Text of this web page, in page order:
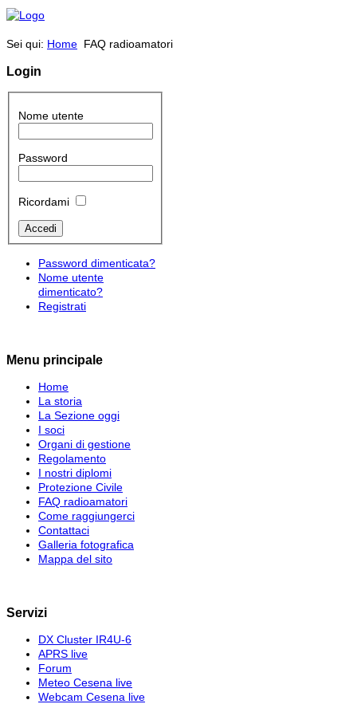
Sei qui: Home FAQ radioamatori
Login
Nome utente
Password
Ricordami
Password dimenticata?
Nome utente
dimenticato?
Registrati
Menu principale
Home
La storia
La Sezione oggi
I soci
Organi di gestione
Regolamento
I nostri diplomi
Protezione Civile
FAQ radioamatori
Come raggiungerci
Contattaci
Galleria fotografica
Mappa del sito
Servizi
DX Cluster IR4U-6
APRS live
Forum
Meteo Cesena live
Webcam Cesena live